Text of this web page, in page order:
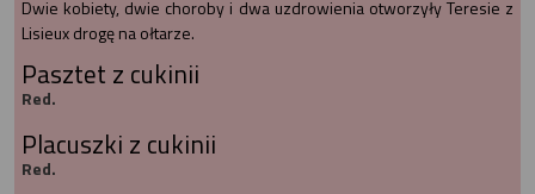
Dwie kobiety, dwie choroby i dwa uzdrowienia otworzyły Teresie z
Lisieux drogę na ołtarze.
Pasztet z cukinii
Red.
Placuszki z cukinii
Red.